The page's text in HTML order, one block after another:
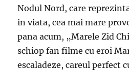
Nodul Nord, care
in viata, cea mai mare
pana acum, „Marele Zid
schiop fan filme cu eroi
escaladeze, careul perfect